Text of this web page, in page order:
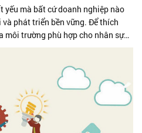
yếu mà bất cứ doanh nghiệp nào
phát triển bền vững. Để thích
môi trường phù hợp cho nhân sự